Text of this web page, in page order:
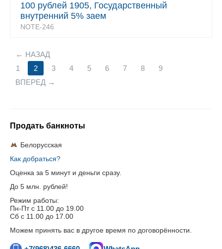
100 рублей 1905, Государственный
внутренний 5% заем
NOTE-246
НАЗАД
1
2 3 4 5 6 7 8
9
ВПЕРЕД
Продать банкноты
Белорусская
Как добраться?
Оценка за 5 минут и деньги сразу.
До 5 млн. рублей!
Режим работы:
Пн-Пт c 11.00 до 19.00
Сб с 11.00 до 17.00
Можем принять вас в другое время по договорённости.